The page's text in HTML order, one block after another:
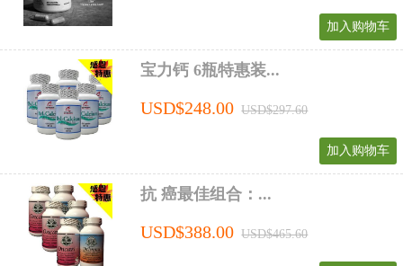
加入购物车
宝力钙 6瓶特惠装...
USD$248.00 USD$297.60
加入购物车
抗 癌最佳组合：...
USD$388.00 USD$465.60